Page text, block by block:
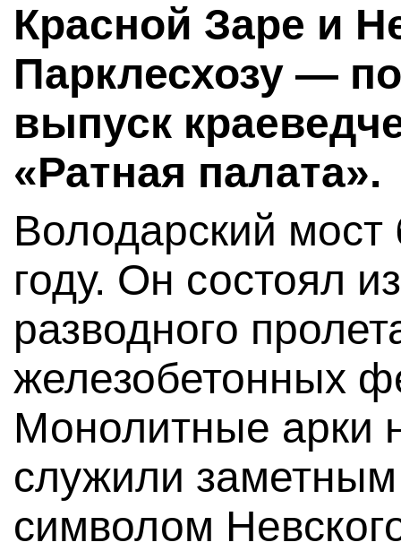
Красной Заре и
Парклесхозу —
выпуск
«Ратная палата».
Володарский
году. Он состоял
разводного
железобетонных
Монолитные арки
служили
символом